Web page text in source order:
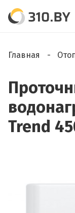
Главная
Trend